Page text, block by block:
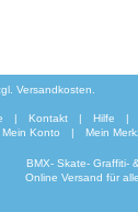
Versandkosten.
| Kontakt | Hilfe
|
Mein Konto | Mein
BMX- Skate- Graffiti-
Online Versand für